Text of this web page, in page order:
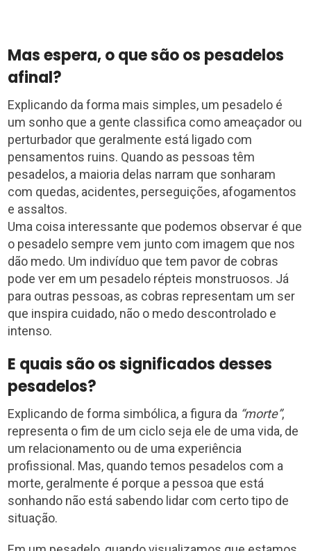
Mas espera, o que são os pesadelos
afinal?
Explicando da forma mais simples, um pesadelo é
um sonho que a gente classifica como ameaçador ou
perturbador que geralmente está ligado com
pensamentos ruins. Quando as pessoas têm
pesadelos, a maioria delas narram que sonharam
com quedas, acidentes, perseguições, afogamentos
e assaltos.
Uma coisa interessante que podemos observar é que
o pesadelo sempre vem junto com imagem que nos
dão medo. Um indivíduo que tem pavor de cobras
pode ver em um pesadelo répteis monstruosos. Já
para outras pessoas, as cobras representam um ser
que inspira cuidado, não o medo descontrolado e
intenso.
E quais são os significados desses
pesadelos?
Explicando de forma simbólica, a figura da “morte”,
representa o fim de um ciclo seja ele de uma vida, de
um relacionamento ou de uma experiência
profissional. Mas, quando temos pesadelos com a
morte, geralmente é porque a pessoa que está
sonhando não está sabendo lidar com certo tipo de
situação.